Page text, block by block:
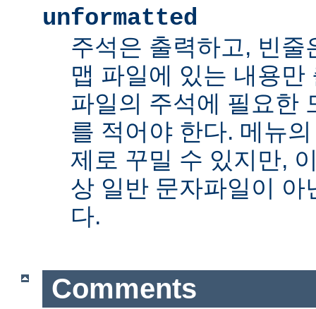
unformatted
주석은 출력하고, 빈줄
맵 파일에 있는 내용
파일의 주석에 필요한
를 적어야 한다. 메뉴
제로 꾸밀 수 있지만,
상 일반 문자파일이 아
다.
Comments